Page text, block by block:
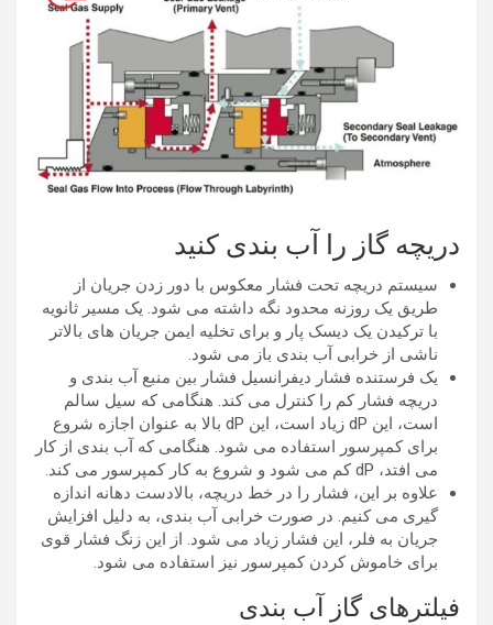
دریچه گاز را آب بندی کنید
سیستم دریچه تحت فشار معکوس با دور زدن جریان از
طریق یک روزنه محدود نگه داشته می شود. یک مسیر ثانویه
با ترکیدن یک دیسک پار و برای تخلیه ایمن جریان های بالاتر
ناشی از خرابی آب بندی باز می شود.
یک فرستنده فشار دیفرانسیل فشار بین منبع آب بندی و
دریچه فشار کم را کنترل می کند. هنگامی که سیل سالم
است، این dP زیاد است، این dP بالا به عنوان اجازه شروع
برای کمپرسور استفاده می شود. هنگامی که آب بندی از کار
می افتد، dP کم می شود و شروع به کار کمپرسور می کند.
علاوه بر این، فشار را در خط دریچه، بالادست دهانه اندازه
گیری می کنیم. در صورت خرابی آب بندی، به دلیل افزایش
جریان به فلر، این فشار زیاد می شود. از این زنگ فشار قوی
برای خاموش کردن کمپرسور نیز استفاده می شود.
فیلترهای گاز آب بندی